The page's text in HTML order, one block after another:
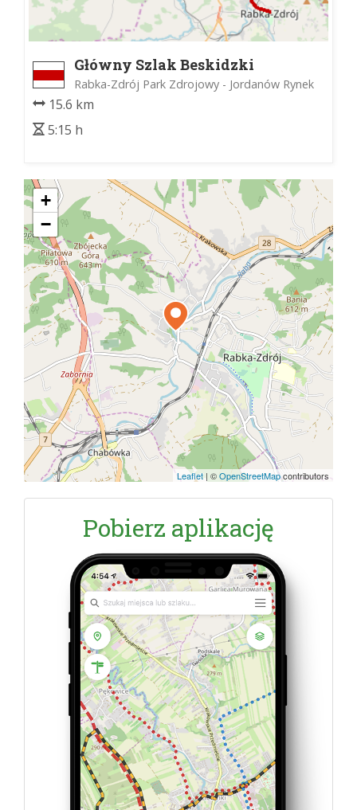
Główny Szlak Beskidzki
Rabka-Zdrój Park Zdrojowy - Jordanów Rynek
15.6 km
5:15 h
+
−
Leaflet | ©OpenStreetMapcontributors
Pobierz aplikację